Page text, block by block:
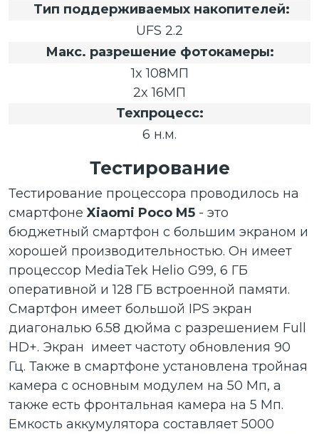
Тип поддерживаемых накопителей:
UFS 2.2
Макс. разрешение фотокамеры:
1x 108МП
2x 16МП
Техпроцесс:
6 н.м.
Тестирование
Тестирование процессора проводилось на
смартфонеXiaomi Poco M5 - это
бюджетный смартфон с большим экраном и
хорошей производительностью. Он имеет
процессор MediaTek Helio G99, 6 ГБ
оперативной и 128 ГБ встроенной памяти.
Смартфон имеет большой IPS экран
диагональю 6.58 дюйма с разрешением Full
HD+. Экран имеет частоту обновления 90
Гц. Также в смартфоне установлена тройная
камера с основным модулем на 50 Мп, а
также есть фронтальная камера на 5 Мп.
Емкость аккумулятора составляет 5000